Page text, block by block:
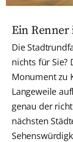
Ein Renner
Die
nichts für Sie?
Monument zu
Langeweile
genau der
nächsten